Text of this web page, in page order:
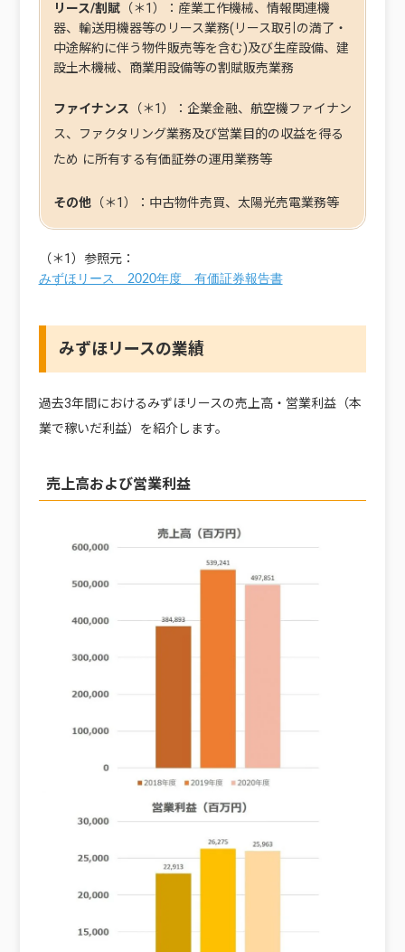
リース/割賦（＊1）：産業工作機械、情報関連機
器、輸送用機器等のリース業務(リース取引の満了・
中途解約に伴う物件販売等を含む)及び生産設備、建
設土木機械、商業用設備等の割賦販売業務
ファイナンス （＊1）：企業金融、航空機ファイナン
ス、ファクタリング業務及び営業目的の収益を得る
ため に所有する有価証券の運用業務等
その他（＊1）：中古物件売買、太陽光売電業務等
（＊1）参照元：
みずほリース 2020年度 有価証券報告書
みずほリースの業績
過去3年間におけるみずほリースの売上高・営業利益（本
業で稼いだ利益）を紹介します。
売上高および営業利益